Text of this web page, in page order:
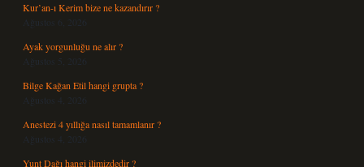
Kur’an-ı Kerim bize ne kazandırır ?
Ağustos 6, 2026
Ayak yorgunluğu ne alır ?
Ağustos 5, 2026
Bilge Kağan Etil hangi grupta ?
Ağustos 4, 2026
Anestezi 4 yıllığa nasıl tamamlanır ?
Ağustos 4, 2026
Yunt Dağı hangi ilimizdedir ?